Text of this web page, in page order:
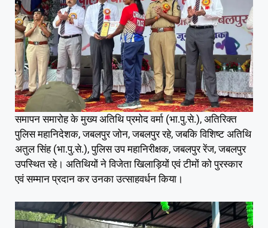
समापन समारोह के मुख्य अतिथि प्रमोद वर्मा (भा.पु.से.), अतिरिक्त
पुलिस महानिदेशक, जबलपुर जोन, जबलपुर रहे, जबकि विशिष्ट अतिथि
अतुल सिंह (भा.पु.से.), पुलिस उप महानिरीक्षक, जबलपुर रेंज, जबलपुर
उपस्थित रहे। अतिथियों ने विजेता खिलाड़ियों एवं टीमों को पुरस्कार
एवं सम्मान प्रदान कर उनका उत्साहवर्धन किया।